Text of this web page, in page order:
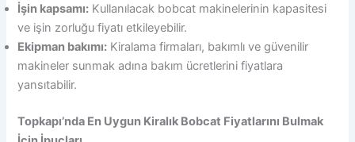
İşin kapsamı: Kullanılacak bobcat makinelerinin kapasitesi
ve işin zorluğu fiyatı etkileyebilir.
Ekipman bakımı: Kiralama firmaları, bakımlı ve güvenilir
makineler sunmak adına bakım ücretlerini fiyatlara
yansıtabilir.
Topkapı’nda En Uygun Kiralık Bobcat Fiyatlarını Bulmak